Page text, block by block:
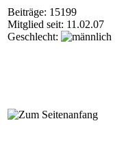
Beiträge: 15199
Mitglied seit: 11.02.07
Geschlecht: